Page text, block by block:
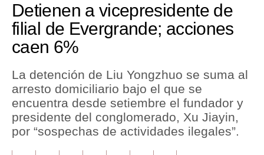
Economía
Mercados
Política
Tu Dinero
Finanzas Personales
Detienen a vicepresidente de
filial de Evergrande; acciones
caen 6%
La detención de Liu Yongzhuo se suma al
arresto domiciliario bajo el que se
encuentra desde setiembre el fundador y
presidente del conglomerado, Xu Jiayin,
por “sospechas de actividades ilegales”.